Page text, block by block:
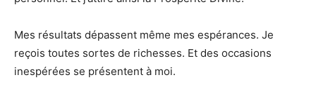
Mes résultats dépassent même mes espérances. Je
reçois toutes sortes de richesses. Et des occasions
inespérées se présentent à moi.